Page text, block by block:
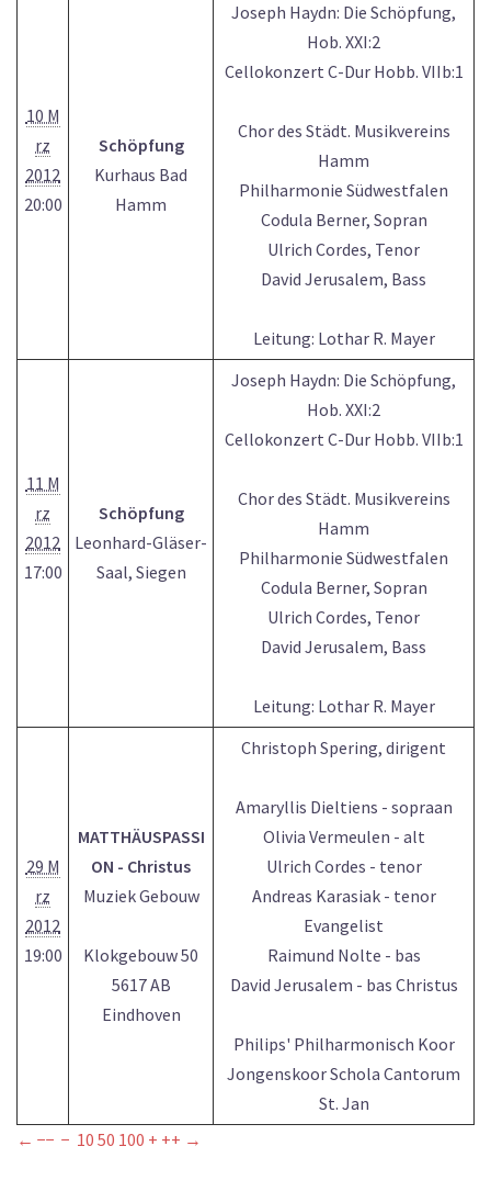
10 M
rz
2012
20:00
Schöpfung
Kurhaus Bad
Hamm
Joseph Haydn: Die Schöpfung,
Hob. XXI:2
Cellokonzert C-Dur Hobb. VIIb:1
Chor des Städt. Musikvereins
Hamm
Philharmonie Südwestfalen
Codula Berner, Sopran
Ulrich Cordes, Tenor
David Jerusalem, Bass
Leitung: Lothar R. Mayer
11 M
rz
2012
17:00
Schöpfung
Leonhard-Gläser-
Saal, Siegen
Joseph Haydn: Die Schöpfung,
Hob. XXI:2
Cellokonzert C-Dur Hobb. VIIb:1
Chor des Städt. Musikvereins
Hamm
Philharmonie Südwestfalen
Codula Berner, Sopran
Ulrich Cordes, Tenor
David Jerusalem, Bass
Leitung: Lothar R. Mayer
29 M
rz
2012
19:00
MATTHÄUSPASSI
ON - Christus
Muziek Gebouw
Klokgebouw 50
5617 AB
Eindhoven
Christoph Spering, dirigent
Amaryllis Dieltiens - sopraan
Olivia Vermeulen - alt
Ulrich Cordes - tenor
Andreas Karasiak - tenor
Evangelist
Raimund Nolte - bas
David Jerusalem - bas Christus
Philips' Philharmonisch Koor
Jongenskoor Schola Cantorum
St. Jan
← −− − 10 50 100 + ++ →